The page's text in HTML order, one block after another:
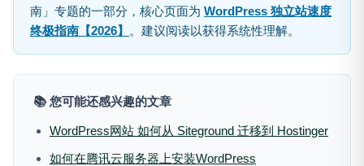
南」专题的一部分，核心页面为 WordPress 独立站速度
终极指南【2026】
。建议阅读以获得系统性理解。
📚 您可能还感兴趣的文章
WordPress网站 如何从 Siteground 迁移到 Hostinger
如何在腾讯云服务器上安装WordPress